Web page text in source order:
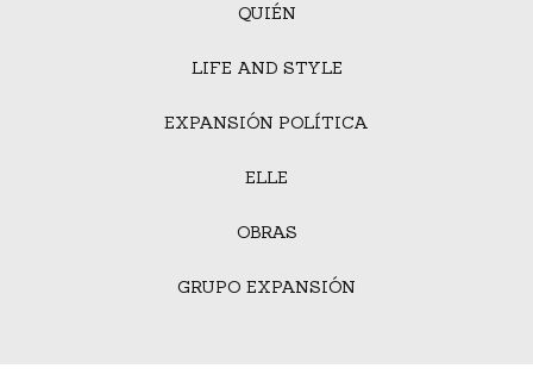
QUIÉN
LIFE AND STYLE
EXPANSIÓN POLÍTICA
ELLE
OBRAS
GRUPO EXPANSIÓN